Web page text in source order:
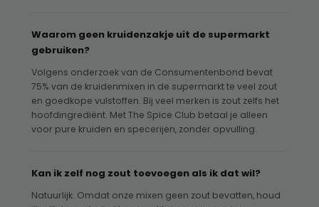
Waarom geen kruidenzakje uit de supermarkt
gebruiken?
Volgens onderzoek van de Consumentenbond bevat
75% van de kruidenmixen in de supermarkt te veel zout
en goedkope vulstoffen. Bij veel merken is zout zelfs het
hoofdingrediënt. Met The Spice Club betaal je alleen
voor pure kruiden en specerijen, zonder opvulling.
Kan ik zelf nog zout toevoegen als ik dat wil?
Natuurlijk. Omdat onze mixen geen zout bevatten, houd